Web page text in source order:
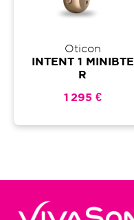
Oticon
INTENT 1 MINIBTE
R
1 295 €